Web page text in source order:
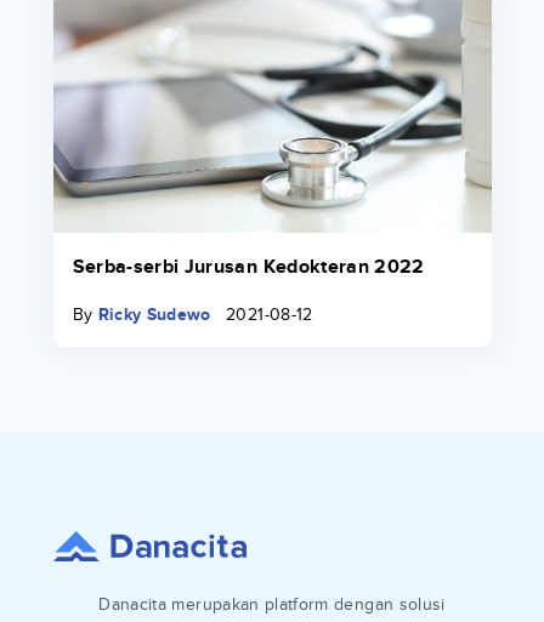
Serba-serbi Jurusan Kedokteran 2022
By Ricky Sudewo 2021-08-12
Danacita merupakan platform dengan solusi